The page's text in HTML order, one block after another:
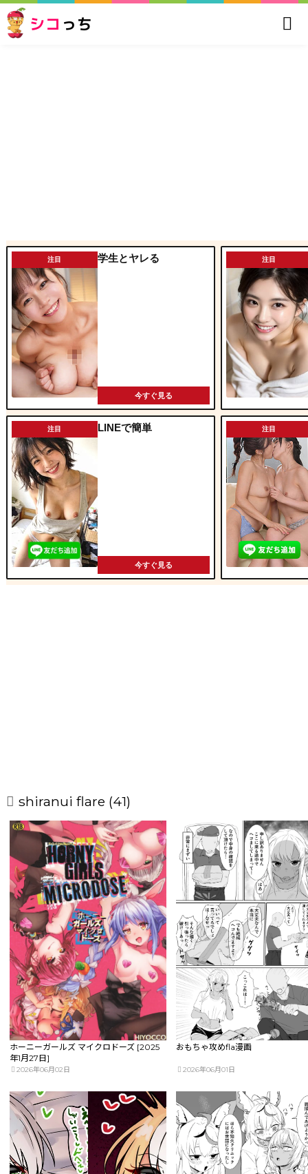
シコ っち
注目 学生とヤレる
今すぐ見る
注目 LINEで簡単
今すぐ見る
注目
注目
shiranui flare (41)
ホーニーガールズ マイクロドーズ [2025
年1月27日]
2026年06月02日
おもちゃ攻めfla漫画
2026年06月01日